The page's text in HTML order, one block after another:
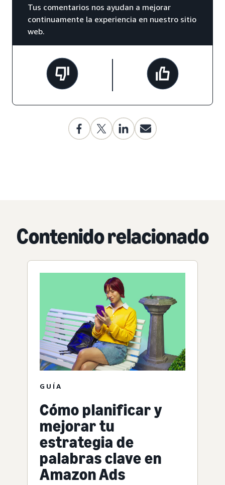
Tus comentarios nos ayudan a mejorar
continuamente la experiencia en nuestro sitio
web.
Contenido relacionado
GUÍA
Cómo planificar y
mejorar tu
estrategia de
palabras clave en
Amazon Ads